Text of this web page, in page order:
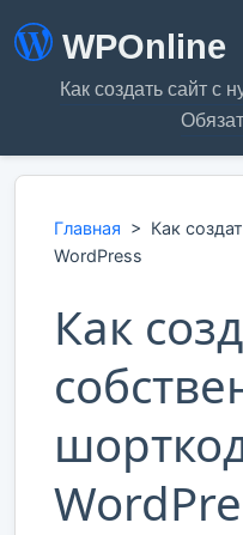
WPOnline
Как создать сайт с
Главная > Как
WordPress
Как